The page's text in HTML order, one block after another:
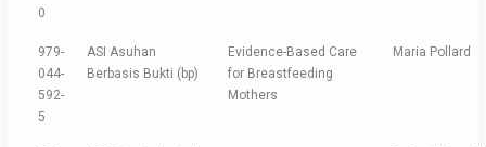
0
979-
044-
592-
5
ASI Asuhan
Berbasis Bukti (bp)
Evidence-Based Care
for Breastfeeding
Mothers
Maria Pollard